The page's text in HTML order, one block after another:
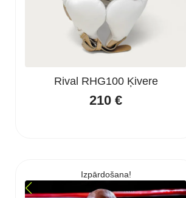
Rival RHG100 Ķivere
210€
Izpārdošana!